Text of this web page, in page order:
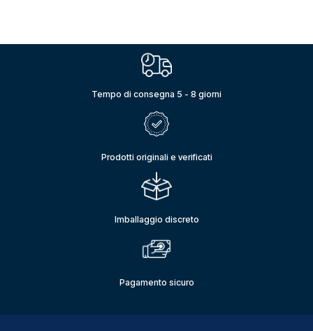
Tempo di consegna 5 - 8 giorni
Prodotti originali e verificati
Imballaggio discreto
Pagamento sicuro